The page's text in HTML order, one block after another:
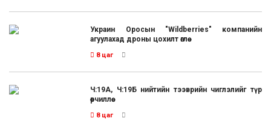
Украин Оросын "Wildberries" компанийн
агуулахад дроны цохилт өглөө
8 цаг
Ч:19А, Ч:19Б нийтийн тээврийн чиглэлийг түр
өөрчиллөө
8 цаг